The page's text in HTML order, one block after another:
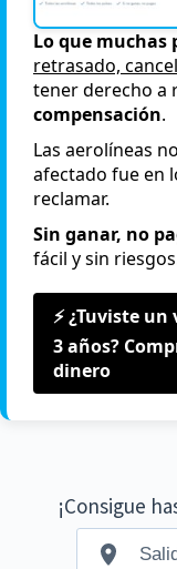
Lo que muchas
retrasado,
tener derecho a
compensación.
Las aerolíneas
afectado fue en
reclamar.
Sin ganar, no
fácil y sin
⚡ ¿Tuviste
3 años?
dinero